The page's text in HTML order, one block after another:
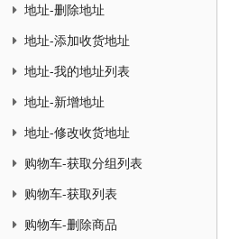
地址-删除地址
地址-添加收货地址
地址-我的地址列表
地址-新增地址
地址-修改收货地址
购物车-获取分组列表
购物车-获取列表
购物车-删除商品